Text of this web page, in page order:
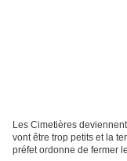
Les Cimetières
vont être trop petits et la
préfet ordonne de fermer